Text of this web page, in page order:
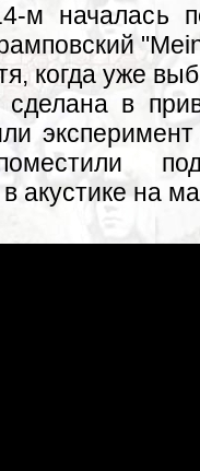
м началась
когда уже
сделана в
акустике на